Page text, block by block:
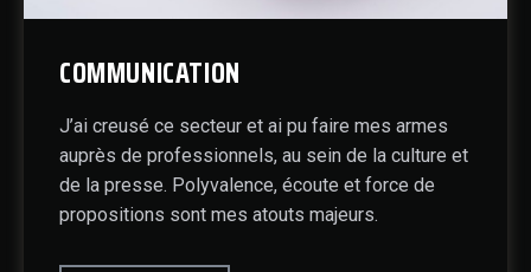
COMMUNICATION
J’ai creusé ce secteur et ai pu faire mes armes
auprès de professionnels, au sein de la culture et
de la presse. Polyvalence, écoute et force de
propositions sont mes atouts majeurs.